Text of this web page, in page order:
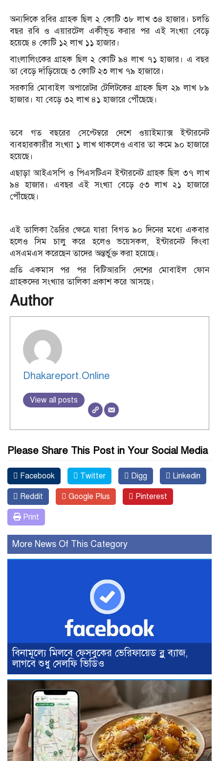
অন্যদিকে রবির গ্রাহক ছিল ২ কোটি ৩৮ লাখ ৩৪ হাজার। চলতি
বছর রবি ও এয়ারটেল একীভূত করার পর এই সংখ্যা বেড়ে
হয়েছে ৪ কোটি ১২ লাখ ১১ হাজার।
বাংলালিংকের গ্রাহক ছিল ২ কোটি ৯৪ লাখ ৭১ হাজার। এ বছর
তা বেড়ে দাঁড়িয়েছে ৩ কোটি ২৩ লাখ ৭৯ হাজারে।
সরকারি মোবাইল অপারেটর টেলিটকের গ্রাহক ছিল ২৯ লাখ ৮৯
হাজার। যা বেড়ে ৩২ লাখ ৪১ হাজারে পৌঁছেছে।
তবে গত বছরের সেপ্টেম্বরে দেশে ওয়াইম্যাক্স ইন্টারনেট
ব্যবহারকারীর সংখ্যা ১ লাখ থাকলেও এবার তা কমে ৯০ হাজারে
হয়েছে।
এছাড়া আইএসপি ও পিএসটিএন ইন্টারনেট গ্রাহক ছিল ৩৭ লাখ
৯৪ হাজার। এবছর এই সংখ্যা বেড়ে ৫৩ লাখ ২১ হাজারে
পৌঁছেছে।
এই তালিকা তৈরির ক্ষেত্রে যারা বিগত ৯০ দিনের মধ্যে একবার
হলেও সিম চালু করে হলেও ভয়েসকল, ইন্টারনেট কিংবা
এসএমএস করেছেন তাদের অন্তর্ভু্ক্ত করা হয়েছে।
প্রতি একমাস পর পর বিটিআরসি দেশের মোবাইল ফোন
গ্রাহকদের সংখ্যার তালিকা প্রকাশ করে আসছে।
Author
Dhakareport.Online
View all posts
Please Share This Post in Your Social Media
Facebook Twitter Digg Linkedin
Reddit Google Plus Pinterest
Print
More News Of This Category
বিনামূল্যে মিলবে ফেসবুকের ভেরিফায়েড ব্লু ব্যাজ,
লাগবে শুধু সেলফি ভিডিও